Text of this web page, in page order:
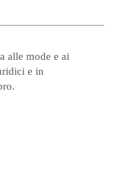
alle mode e ai
e in